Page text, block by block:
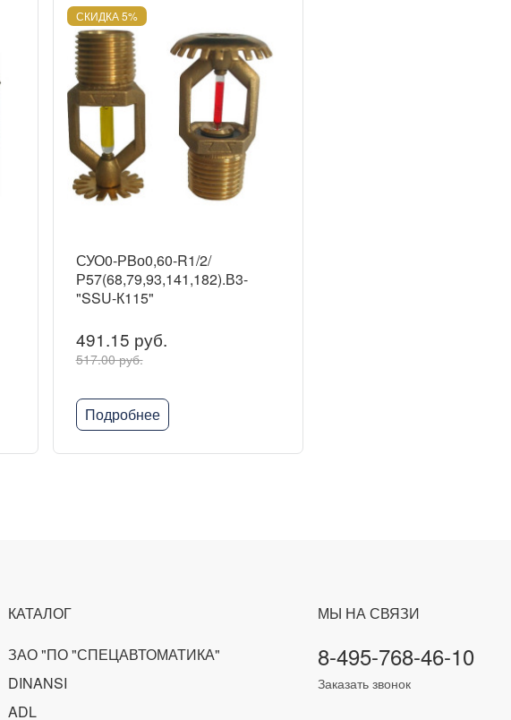
СКИДКА 5%
СУО0-РBо0,60-R1/2/
Р57(68,79,93,141,182).В3-
"SSU-К115"
491.15 руб.
517.00 руб.
Подробнее
КАТАЛОГ
ЗАО "ПО "СПЕЦАВТОМАТИКА"
DINANSI
ADL
МЫ НА СВЯЗИ
8-495-768-46-10
Заказать звонок